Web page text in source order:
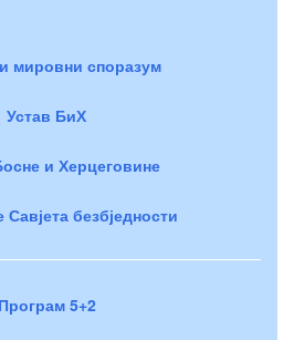
мировни споразум
Устав БиХ
и Херцеговине
Савјета безбједности
Програм 5+2